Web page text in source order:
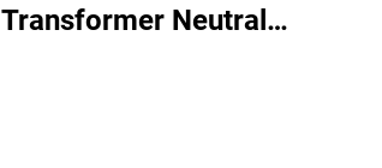
Transformer Neutral